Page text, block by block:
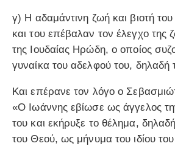
γ) Η αδαμάντινη ζωή και βιοτή
και του επέβαλαν τον έλεγχο της
της Ιουδαίας Ηρώδη, ο οποίος
γυναίκα του αδελφού του, δηλαδή
Και επέρανε τον λόγο ο
«Ο Ιωάννης εβίωσε ως άγγελος
του και εκήρυξε το θέλημα,
του Θεού, ως μήνυμα του ιδίου